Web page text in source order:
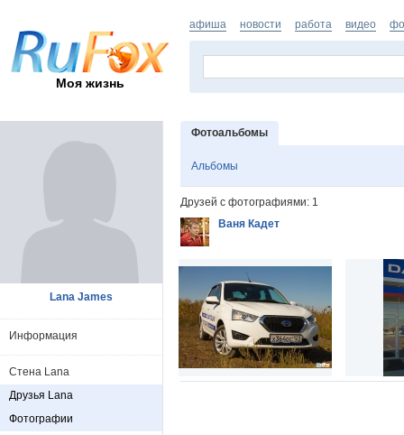
Моя жизнь
афиша новости работа видео
Фотоальбомы
Альбомы
Друзей с фотографиями: 1
Ваня Кадет
Lana James
Информация
Стена Lana
Друзья Lana
Фотографии